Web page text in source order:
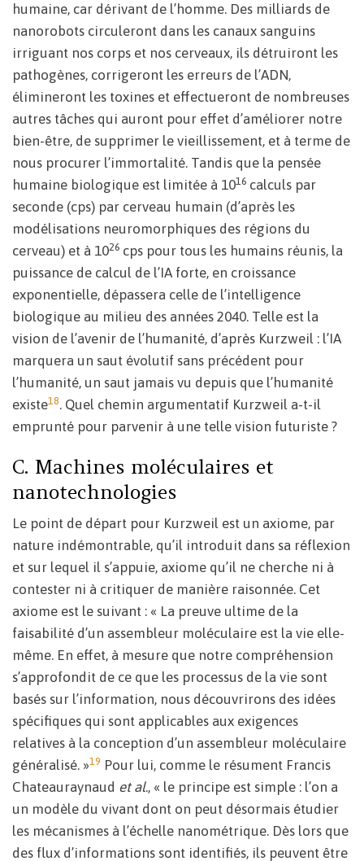
humaine, car dérivant de l’homme. Des milliards de
nanorobots circuleront dans les canaux sanguins
irriguant nos corps et nos cerveaux, ils détruiront les
pathogènes, corrigeront les erreurs de l’ADN,
élimineront les toxines et effectueront de nombreuses
autres tâches qui auront pour effet d’améliorer notre
bien-être, de supprimer le vieillissement, et à terme de
nous procurer l’immortalité. Tandis que la pensée
humaine biologique est limitée à 1016 calculs par
seconde (cps) par cerveau humain (d’après les
modélisations neuromorphiques des régions du
cerveau) et à 1026 cps pour tous les humains réunis, la
puissance de calcul de l’IA forte, en croissance
exponentielle, dépassera celle de l’intelligence
biologique au milieu des années 2040. Telle est la
vision de l’avenir de l’humanité, d’après Kurzweil : l’IA
marquera un saut évolutif sans précédent pour
l’humanité, un saut jamais vu depuis que l’humanité
existe18. Quel chemin argumentatif Kurzweil a-t-il
emprunté pour parvenir à une telle vision futuriste ?
C. Machines moléculaires et
nanotechnologies
Le point de départ pour Kurzweil est un axiome, par
nature indémontrable, qu’il introduit dans sa réflexion
et sur lequel il s’appuie, axiome qu’il ne cherche ni à
contester ni à critiquer de manière raisonnée. Cet
axiome est le suivant : « La preuve ultime de la
faisabilité d’un assembleur moléculaire est la vie elle-
même. En effet, à mesure que notre compréhension
s’approfondit de ce que les processus de la vie sont
basés sur l’information, nous découvrirons des idées
spécifiques qui sont applicables aux exigences
relatives à la conception d’un assembleur moléculaire
généralisé. »19 Pour lui, comme le résument Francis
Chateauraynaud et al., « le principe est simple : l’on a
un modèle du vivant dont on peut désormais étudier
les mécanismes à l’échelle nanométrique. Dès lors que
des flux d’informations sont identifiés, ils peuvent être